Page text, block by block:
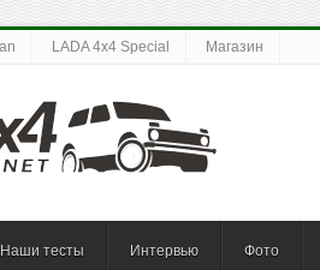
LADA 4x4 Special Магазин
Наши тесты Интервью Фото